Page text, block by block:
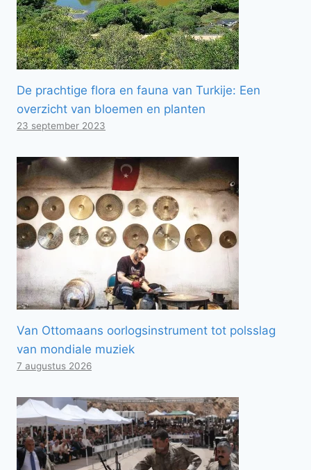
De prachtige flora en fauna van Turkije: Een
overzicht van bloemen en planten
23 september 2023
Van Ottomaans oorlogsinstrument tot polsslag
van mondiale muziek
7 augustus 2026